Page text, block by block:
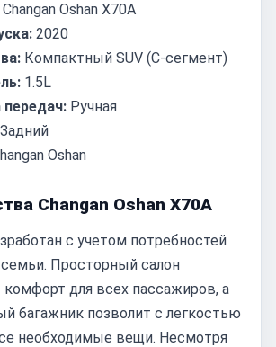
Changan Oshan X70A
2020
Компактный SUV (C-сегмент)
1.5L
Ручная
Задний
Oshan
Changan Oshan X70A
с учетом потребностей
Просторный салон
комфорт для всех пассажиров, а
багажник позволит с легкостью
необходимые вещи. Несмотря